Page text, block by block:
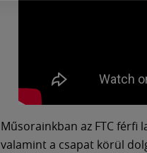
Műsorainkban az FTC férfi
valamint a csapat körül